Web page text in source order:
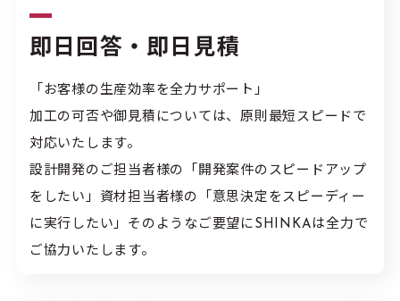
即日回答・即日見積
「お客様の生産効率を全力サポート」
加工の可否や御見積については、原則最短スピードで
対応いたします。
設計開発のご担当者様の「開発案件のスピードアップ
をしたい」資材担当者様の「意思決定をスピーディー
に実行したい」そのようなご要望にSHINKAは全力で
ご協力いたします。